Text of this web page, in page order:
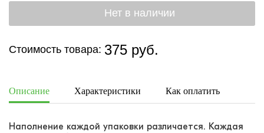
Стоимость товара: 375 руб.
Описание Характеристики Как оплатить
Наполнение каждой упаковки различается. Каждая